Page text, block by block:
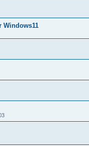
Windows11